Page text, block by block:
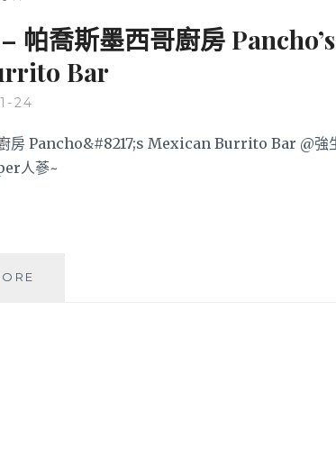
帕喬斯墨西哥廚房 Pancho’s
Bar
24